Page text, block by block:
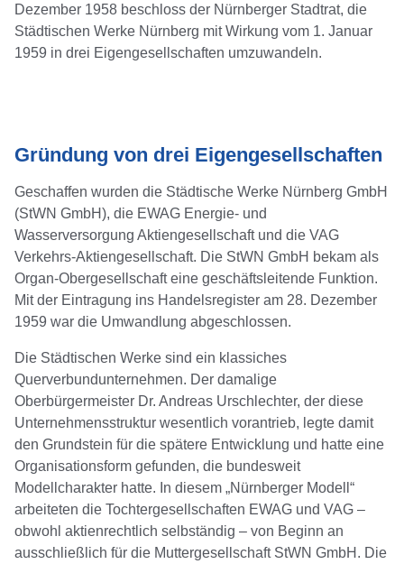
Dezember 1958 beschloss der Nürnberger Stadtrat, die
Städtischen Werke Nürnberg mit Wirkung vom 1. Januar
1959 in drei Eigengesellschaften umzuwandeln.
Gründung von drei Eigengesellschaften
Geschaffen wurden die Städtische Werke Nürnberg GmbH
(StWN GmbH), die EWAG Energie- und
Wasserversorgung Aktiengesellschaft und die VAG
Verkehrs-Aktiengesellschaft. Die StWN GmbH bekam als
Organ-Obergesellschaft eine geschäftsleitende Funktion.
Mit der Eintragung ins Handelsregister am 28. Dezember
1959 war die Umwandlung abgeschlossen.
Die Städtischen Werke sind ein klassiches
Querverbundunternehmen. Der damalige
Oberbürgermeister Dr. Andreas Urschlechter, der diese
Unternehmensstruktur wesentlich vorantrieb, legte damit
den Grundstein für die spätere Entwicklung und hatte eine
Organisationsform gefunden, die bundesweit
Modellcharakter hatte. In diesem „Nürnberger Modell“
arbeiteten die Tochtergesellschaften EWAG und VAG –
obwohl aktienrechtlich selbständig – von Beginn an
ausschließlich für die Muttergesellschaft StWN GmbH. Die